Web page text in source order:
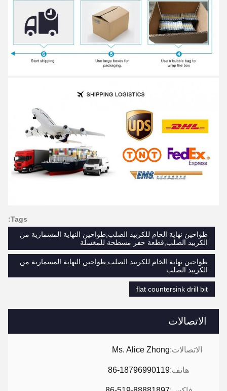
الاتصالات
الاتصالات:Ms. Alice Zhong
هاتف:86-18796990119
Tags:
طواحين نهاية الخام للكربيد الصلب,طواحين النهاية المسمارية من
الكربيد الصلب,قطعة حفر مسطحة للمغسلة
طواحين نهاية الخام للكربيد الصلب,طواحين النهاية المسمارية من
الكربيد الصلب
flat countersink drill bit